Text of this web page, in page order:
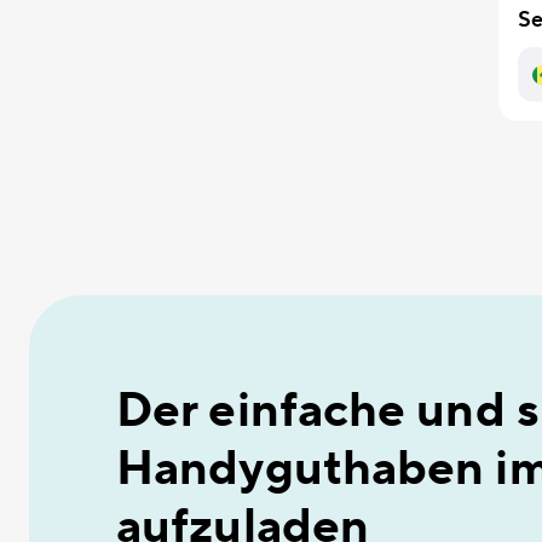
Der einfache und
Handyguthaben
aufzuladen